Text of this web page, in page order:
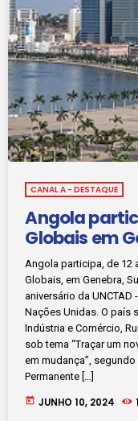
CANAL A - DESTAQUE
Angola
Globais em
Angola participa, de 12
Globais, em Genebra,
aniversário da
Nações Unidas. O país
Indústria e Comércio,
sob tema “Traçar um
em mudança”,
Permanente […]
today JUNHO 10, 2024